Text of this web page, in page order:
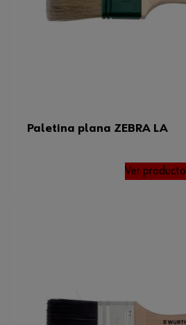
Paletina plana ZEBRA LA
Ver producto